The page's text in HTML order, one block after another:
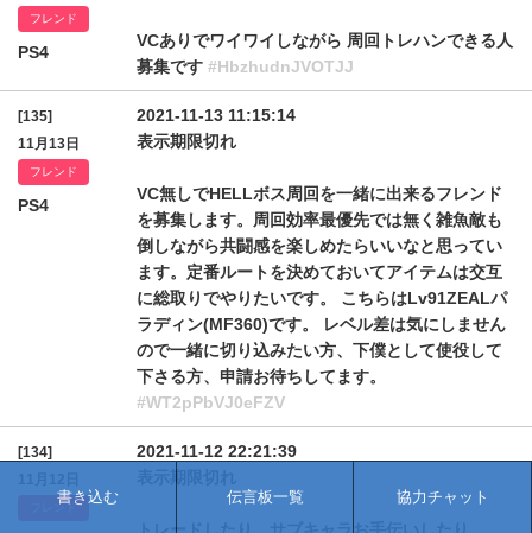
フレンド
PS4
VCありでワイワイしながら 周回トレハンできる人
募集です #HbzhudnJVOTJJ
[135]
11月13日
フレンド
PS4
2021-11-13 11:15:14
表示期限切れ
VC無しでHELLボス周回を一緒に出来るフレンド
を募集します。周回効率最優先では無く雑魚敵も
倒しながら共闘感を楽しめたらいいなと思ってい
ます。定番ルートを決めておいてアイテムは交互
に総取りでやりたいです。 こちらはLv91ZEALパ
ラディン(MF360)です。 レベル差は気にしません
ので一緒に切り込みたい方、下僕として使役して
下さる方、申請お待ちしてます。
#WT2pPbVJ0eFZV
[134]
フレンド
2021-11-12 22:21:39
書き込む 伝言板一覧 協力チャット